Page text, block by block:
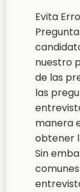
Evita
nuestro
de las
las
manera
obtener
Sin